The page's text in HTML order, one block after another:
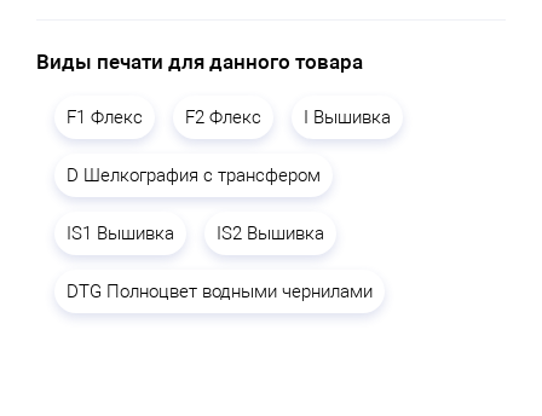
Виды печати для данного товара
F1 Флекс F2 Флекс I Вышивка
D Шелкография с трансфером
IS1 Вышивка IS2 Вышивка
DTG Полноцвет водными чернилами